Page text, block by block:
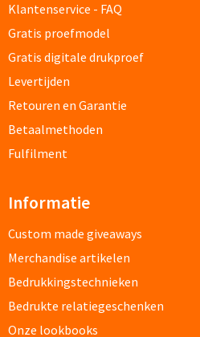
Cocktailsets bedrukken
Heupflesjes bedrukken
Proteine shakers bedrukken
IJsblokjes bedrukken
Alle drinkwaren
Custom made
Custom made drinkflessen
Custom made IZY Bottles
Klantenservice - FAQ
Gratis proefmodel
Gratis digitale drukproef
Levertijden
Retouren en Garantie
Betaalmethoden
Fulfilment
Informatie
Custom made giveaways
Merchandise artikelen
Bedrukkingstechnieken
Bedrukte relatiegeschenken
Onze lookbooks